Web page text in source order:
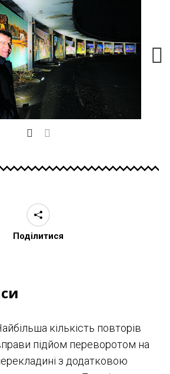
Поділитися
кількість повторів
підйом переворотом на
з додатковою